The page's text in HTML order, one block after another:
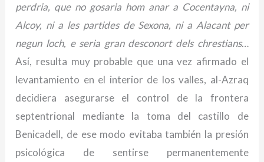
perdria, que no gosaria hom anar a Cocentayna, ni
Alcoy, ni a les partides de Sexona, ni a Alacant per
negun loch, e seria gran desconort dels chrestians…
Así, resulta muy probable que una vez afirmado el
levantamiento en el interior de los valles, al-Azraq
decidiera asegurarse el control de la frontera
septentrional mediante la toma del castillo de
Benicadell, de ese modo evitaba también la presión
psicológica de sentirse permanentemente